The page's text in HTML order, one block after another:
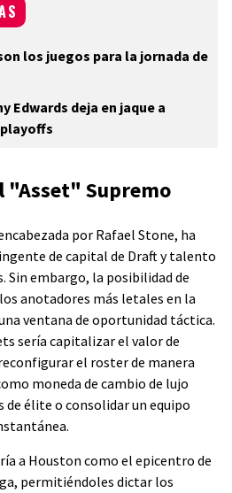
los juegos para la jornada de
Edwards deja en jaque a
"Asset" Supremo
por Rafael Stone, ha
de capital de Draft y talento
Sin embargo, la posibilidad de
anotadores más letales en la
ventana de oportunidad táctica.
sería capitalizar el valor de
el roster de manera
moneda de cambio de lujo
de élite o consolidar un equipo
a Houston como el epicentro de
permitiéndoles dictar los